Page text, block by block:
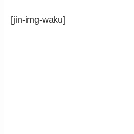
[jin-img-waku]